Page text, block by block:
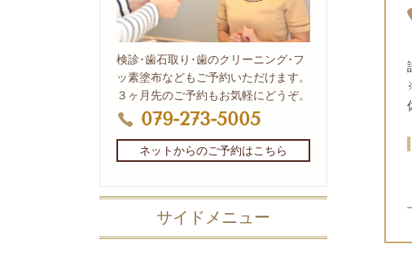
検診･歯石取り･歯のクリーニング･フ
ッ素塗布などもご予約いただけます。
３ヶ月先のご予約もお気軽にどうぞ。
079-273-5005
ネットからのご予約はこちら
サイドメニュー